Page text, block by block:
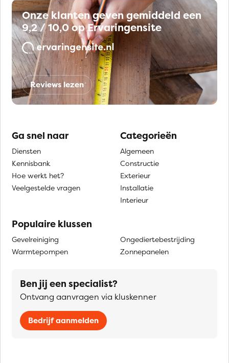
Onze klanten geven gemiddeld een
9,2 / 10,0 op Ervaringensite
Reviews lezen
Ga snel naar
Diensten
Kennisbank
Hoe werkt het?
Veelgestelde vragen
Categorieën
Algemeen
Constructie
Exterieur
Installatie
Interieur
Populaire klussen
Gevelreiniging
Warmtepompen
Ongediertebestrijding
Zonnepanelen
Ben jij een specialist?
Ontvang aanvragen via kluskenner
Bedrijf aanmelden